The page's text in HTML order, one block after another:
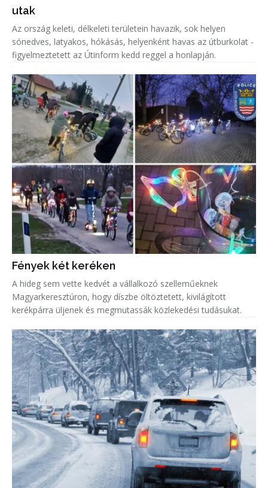
utak
Az ország keleti, délkeleti területein havazik, sok helyen
sónedves, latyakos, hókásás, helyenként havas az útburkolat -
figyelmeztetett az Útinform kedd reggel a honlapján.
Fények két keréken
A hideg sem vette kedvét a vállalkozó szelleműeknek
Magyarkeresztúron, hogy díszbe öltöztetett, kivilágított
kerékpárra üljenek és megmutassák közlekedési tudásukat.